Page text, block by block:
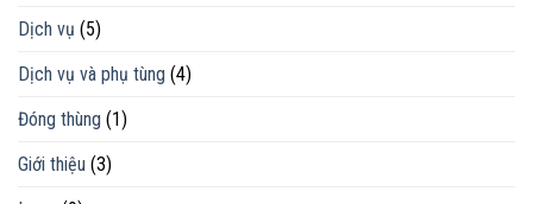
Dịch vụ (5)
Dịch vụ và phụ tùng (4)
Đóng thùng (1)
Giới thiệu (3)